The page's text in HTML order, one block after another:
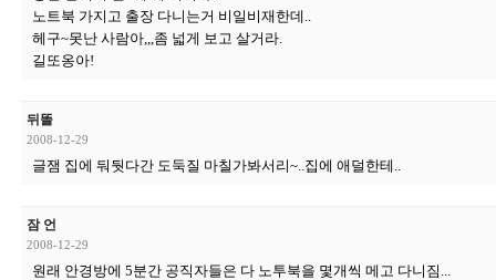
노트북 가지고 출장 다니는거 비일비재한데..
헤구~못난 사람아,,,좀 넓게 보고 살거라.
길또옹아!
뒤똘
2008-12-29
글잼 집에 둬둿다간 도둑질 마칠가봐서리~..집에 애덜한테..
잠 언
2008-12-29
원래 안경방에 5분간 공직자들은 다 노투북을 몇개씩 메고 다니짐...